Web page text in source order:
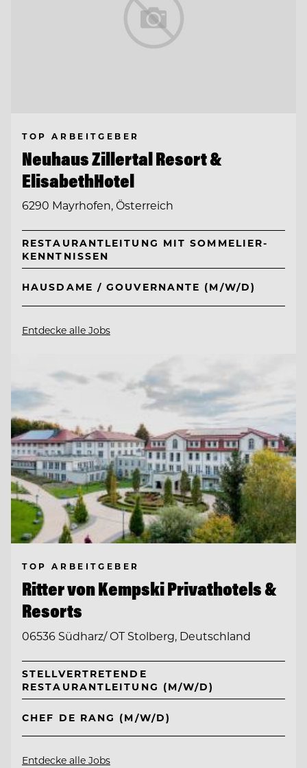
TOP ARBEITGEBER
Neuhaus Zillertal Resort &
ElisabethHotel
6290 Mayrhofen, Österreich
RESTAURANTLEITUNG MIT SOMMELIER-
KENNTNISSEN
HAUSDAME / GOUVERNANTE (M/W/D)
Entdecke alle Jobs
TOP ARBEITGEBER
Ritter von Kempski Privathotels &
Resorts
06536 Südharz/ OT Stolberg, Deutschland
STELLVERTRETENDE
RESTAURANTLEITUNG (M/W/D)
CHEF DE RANG (M/W/D)
Entdecke alle Jobs